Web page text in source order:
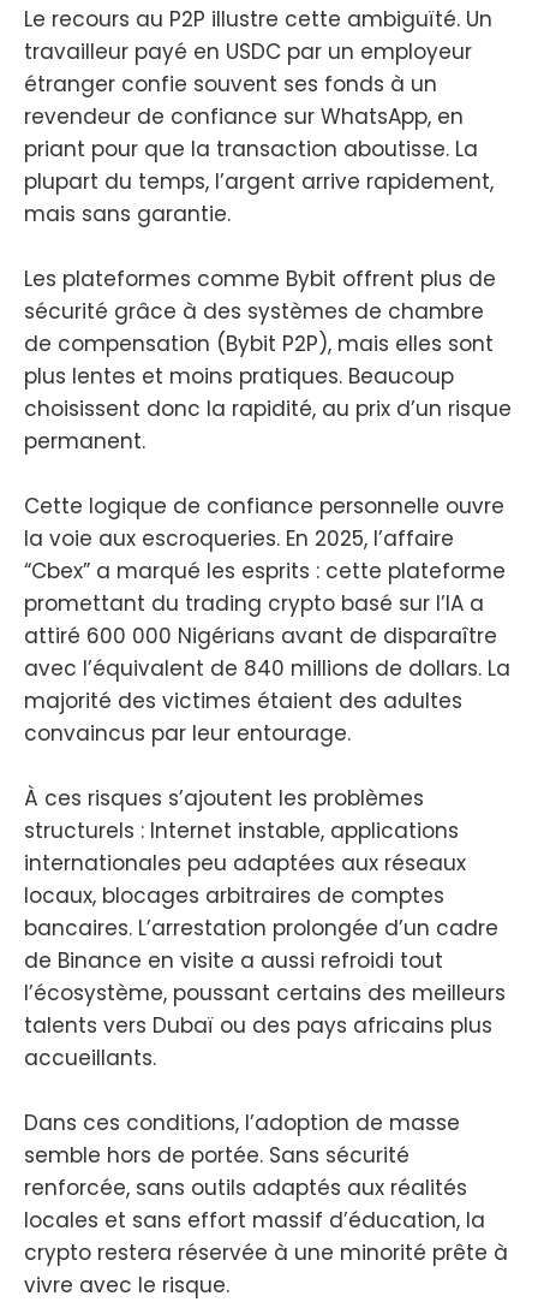
Le recours au P2P illustre cette ambiguïté. Un
travailleur payé en USDC par un employeur
étranger confie souvent ses fonds à un
revendeur de confiance sur WhatsApp, en
priant pour que la transaction aboutisse. La
plupart du temps, l’argent arrive rapidement,
mais sans garantie.
Les plateformes comme Bybit offrent plus de
sécurité grâce à des systèmes de chambre
de compensation (Bybit P2P), mais elles sont
plus lentes et moins pratiques. Beaucoup
choisissent donc la rapidité, au prix d’un risque
permanent.
Cette logique de confiance personnelle ouvre
la voie aux escroqueries. En 2025, l’affaire
“Cbex” a marqué les esprits : cette plateforme
promettant du trading crypto basé sur l’IA a
attiré 600 000 Nigérians avant de disparaître
avec l’équivalent de 840 millions de dollars. La
majorité des victimes étaient des adultes
convaincus par leur entourage.
À ces risques s’ajoutent les problèmes
structurels : Internet instable, applications
internationales peu adaptées aux réseaux
locaux, blocages arbitraires de comptes
bancaires. L’arrestation prolongée d’un cadre
de Binance en visite a aussi refroidi tout
l’écosystème, poussant certains des meilleurs
talents vers Dubaï ou des pays africains plus
accueillants.
Dans ces conditions, l’adoption de masse
semble hors de portée. Sans sécurité
renforcée, sans outils adaptés aux réalités
locales et sans effort massif d’éducation, la
crypto restera réservée à une minorité prête à
vivre avec le risque.